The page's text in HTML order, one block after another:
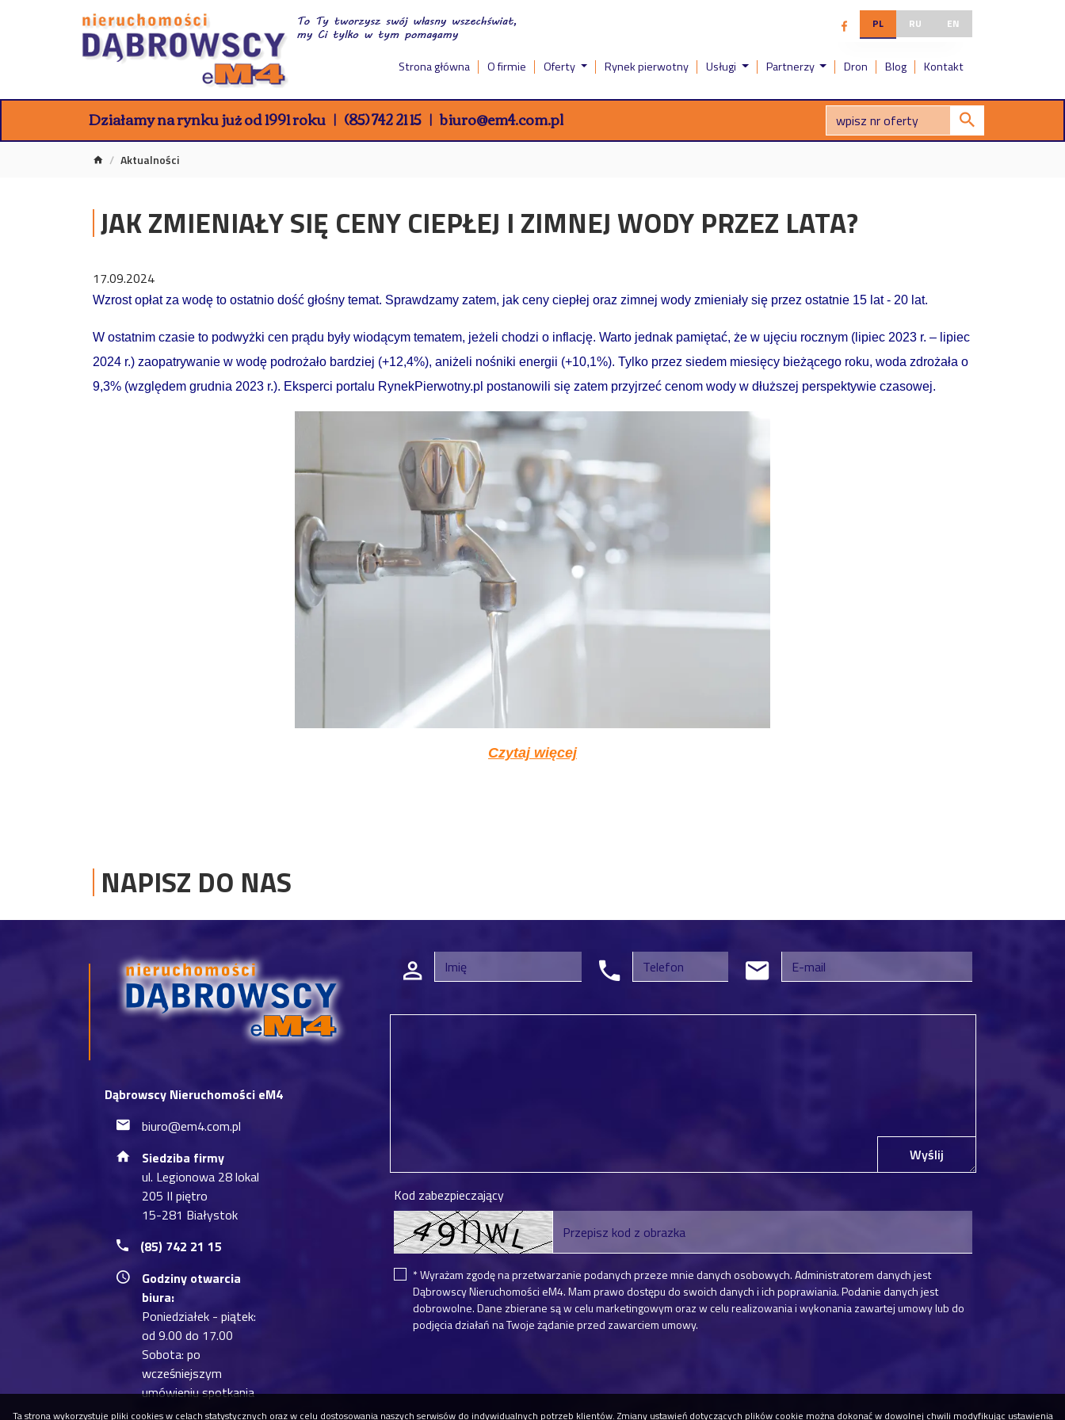
PL RU EN
Strona główna O firmie Oferty Rynek pierwotny Usługi Partnerzy Dron Blog Kontakt
Działamy na rynku już od 1991 roku (85) 742 21 15 biuro@em4.com.pl
Aktualności
JAK ZMIENIAŁY SIĘ CENY CIEPŁEJ I ZIMNEJ WODY PRZEZ LATA?
17.09.2024
Wzrost opłat za wodę to ostatnio dość głośny temat. Sprawdzamy zatem, jak ceny ciepłej oraz zimnej wody zmieniały się przez ostatnie 15 lat - 20 lat.
W ostatnim czasie to podwyżki cen prądu były wiodącym tematem, jeżeli chodzi o inflację. Warto jednak pamiętać, że w ujęciu rocznym (lipiec 2023 r. – lipiec
2024 r.) zaopatrywanie w wodę podrożało bardziej (+12,4%), aniżeli nośniki energii (+10,1%). Tylko przez siedem miesięcy bieżącego roku, woda zdrożała o
9,3% (względem grudnia 2023 r.). Eksperci portalu RynekPierwotny.pl postanowili się zatem przyjrzeć cenom wody w dłuższej perspektywie czasowej.
Czytaj więcej
NAPISZ DO NAS
Dąbrowscy Nieruchomości eM4
biuro@em4.com.pl
Siedziba firmy
ul. Legionowa 28 lokal
205 II piętro
15-281 Białystok
(85) 742 21 15
Godziny otwarcia
biura:
Poniedziałek - piątek:
od 9.00 do 17.00
Sobota: po
wcześniejszym
umówieniu spotkania
Wyślij
Kod zabezpieczający
* Wyrażam zgodę na przetwarzanie podanych przeze mnie danych osobowych. Administratorem danych jest
Dąbrowscy Nieruchomości eM4. Mam prawo dostępu do swoich danych i ich poprawiania. Podanie danych jest
dobrowolne. Dane zbierane są w celu marketingowym oraz w celu realizowania i wykonania zawartej umowy lub do
podjęcia działań na Twoje żądanie przed zawarciem umowy.
Ta strona wykorzystuje pliki cookies w celach statystycznych oraz w celu dostosowania naszych serwisów do indywidualnych potrzeb klientów. Zmiany ustawień dotyczących plików cookie można dokonać w dowolnej chwili modyfikując ustawienia